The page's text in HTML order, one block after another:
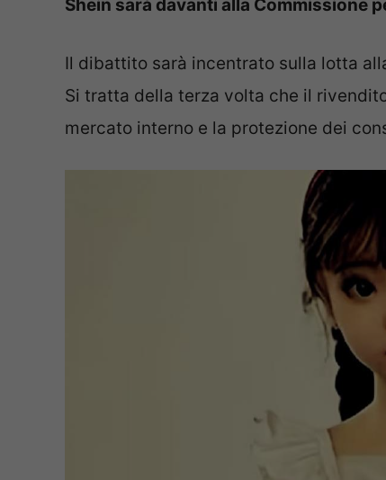
Shein sarà davanti alla Commissione
Il dibattito sarà incentrato sulla lotta
Si tratta della terza volta che il
mercato interno e la protezione dei